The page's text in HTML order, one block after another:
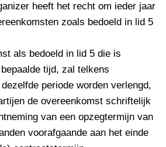
heeft het recht om ieder jaar
zoals bedoeld in lid 5
als bedoeld in lid 5 die is
tijd, zal telkens
periode worden verlengd,
de overeenkomst schriftelijk
van een opzegtermijn van
voorafgaande aan het einde